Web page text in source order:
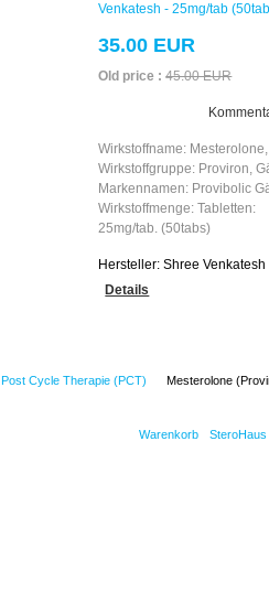
35.00 EUR
Old price : 45.00 EUR
Wirkstoffname: Mesterolone,
Wirkstoffgruppe: Proviron,
Markennamen: Provibolic
Wirkstoffmenge: Tabletten:
25mg/tab. (50tabs)
Hersteller:Shree Venkatesh
Details
Post Cycle Therapie (PCT) Mesterolone
Warenkorb